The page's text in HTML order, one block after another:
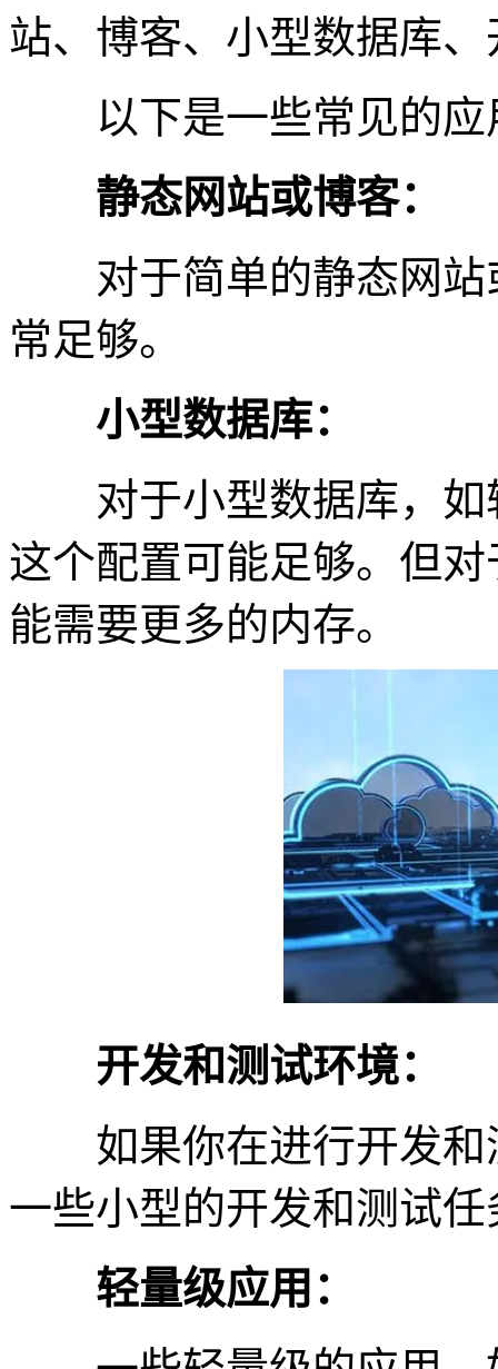
站、博客、小型数据库
以下是一些常见的应
静态网站或博客：
对于简单的静态网站
常足够。
小型数据库：
对于小型数据库，如
这个配置可能足够。但
能需要更多的内存。
开发和测试环境：
如果你在进行开发和
一些小型的开发和测试任
轻量级应用：